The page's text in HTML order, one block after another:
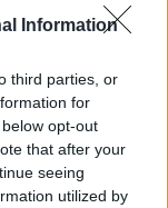
Information
third parties, or
for
opt-out
that after your
seeing
utilized by
EZ A